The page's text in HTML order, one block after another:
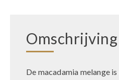
Omschrijving
De macadamia melange